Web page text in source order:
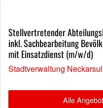
Stellvertretender
inkl. Sachbearbeitung
mit Einsatzdienst (m/w/d)
Stadtverwaltung
Alle